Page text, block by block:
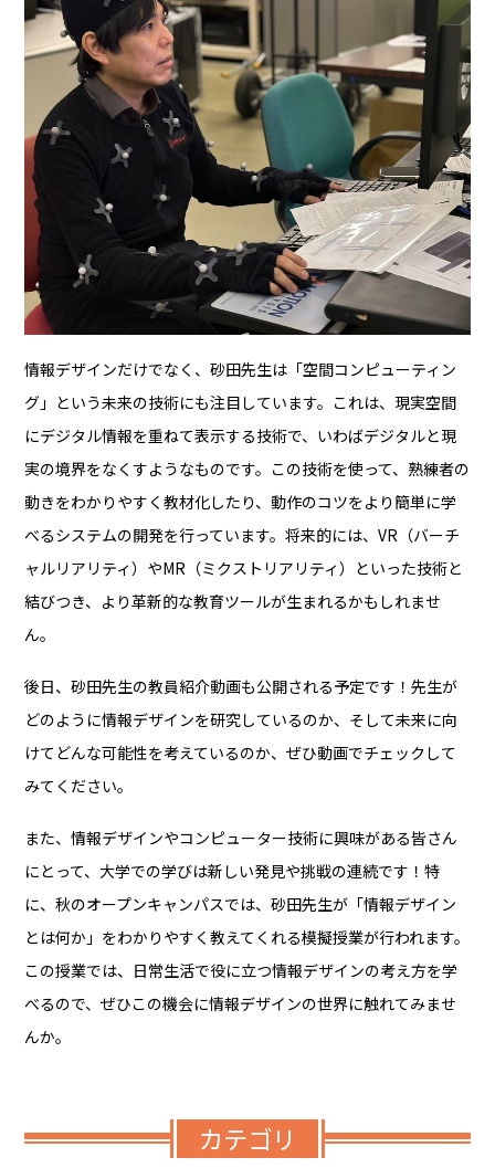
情報デザインだけでなく、砂田先生は「空間コンピューティン
グ」という未来の技術にも注目しています。これは、現実空間
にデジタル情報を重ねて表示する技術で、いわばデジタルと現
実の境界をなくすようなものです。この技術を使って、熟練者の
動きをわかりやすく教材化したり、動作のコツをより簡単に学
べるシステムの開発を行っています。将来的には、VR（バーチ
ャルリアリティ）やMR（ミクストリアリティ）といった技術と
結びつき、より革新的な教育ツールが生まれるかもしれませ
ん。
後日、砂田先生の教員紹介動画も公開される予定です！先生が
どのように情報デザインを研究しているのか、そして未来に向
けてどんな可能性を考えているのか、ぜひ動画でチェックして
みてください。
また、情報デザインやコンピューター技術に興味がある皆さん
にとって、大学での学びは新しい発見や挑戦の連続です！特
に、秋のオープンキャンパスでは、砂田先生が「情報デザイン
とは何か」をわかりやすく教えてくれる模擬授業が行われます。
この授業では、日常生活で役に立つ情報デザインの考え方を学
べるので、ぜひこの機会に情報デザインの世界に触れてみませ
んか。
カテゴリ